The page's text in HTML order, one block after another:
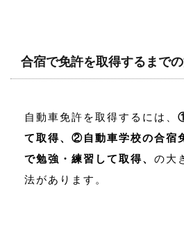
合宿で免許を取得するまで
自動車免許を取得するには、
て取得、②自動車学校の合宿
で勉強・練習して取得、 の大
法があります。